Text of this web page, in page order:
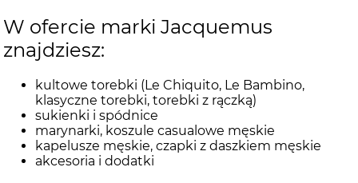
W ofercie marki Jacquemus
znajdziesz:
kultowe torebki (Le Chiquito, Le Bambino,
klasyczne torebki, torebki z rączką)
sukienki i spódnice
marynarki, koszule casualowe męskie
kapelusze męskie, czapki z daszkiem męskie
akcesoria i dodatki